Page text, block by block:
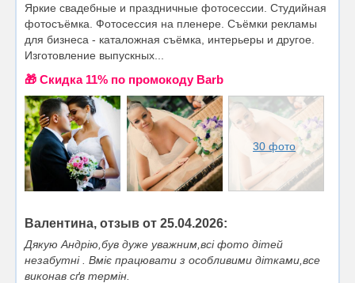
Яркие свадебные и праздничные фотосессии. Студийная
фотосъёмка. Фотосессия на пленере. Съёмки рекламы
для бизнеса - каталожная съёмка, интерьеры и другое.
Изготовление выпускных...
🎁 Cкидка 11% по промокоду Barb
30 фото
Валентина, отзыв от 25.04.2026:
Дякую Андрію,був дуже уважним,всі фото дітей
незабутні . Вміє працювати з особливими дітками,все
виконав сґв термін.